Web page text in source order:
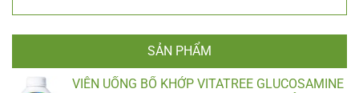
SẢN PHẨM
VIÊN UỐNG BỔ KHỚP VITATREE GLUCOSAMINE